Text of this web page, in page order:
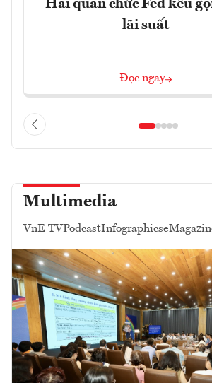
Hai quan chức Fed kêu
lãi suất
Đọc ngay
Multimedia
VnE TVPodcastInfographics